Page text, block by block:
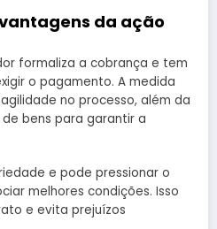
da ação
formaliza a cobrança e tem
o pagamento. A medida
no processo, além da
bens para garantir a
e pode pressionar o
melhores condições. Isso
e evita prejuízos